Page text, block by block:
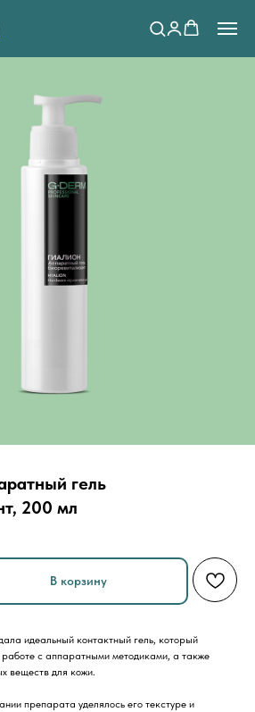
гель
200 мл
В корзину
идеальный контактный гель, который
с аппаратными методиками, а также
веществ для кожи.
препарата уделялось его текстуре и